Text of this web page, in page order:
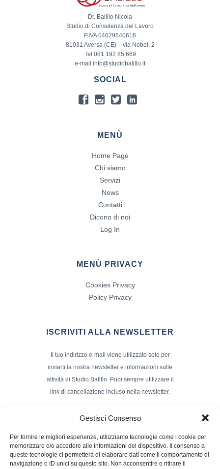
Gestisci Consenso
Per fornire le migliori esperienze, utilizziamo tecnologie come i cookie per
memorizzare e/o accedere alle informazioni del dispositivo. Il consenso a
queste tecnologie ci permetterà di elaborare dati come il comportamento di
navigazione o ID unici su questo sito. Non acconsentire o ritirare il
Dr. Balillo Nicola
Studio di Consulenza del Lavoro
P.IVA 04029540616
81031 Aversa (CE) – via Nobel, 2
Tel 081 192 85 669
e-mail info@studiobalillo.it
SOCIAL
MENÙ
Home Page
Chi siamo
Servizi
News
Contatti
Dicono di noi
Log In
MENÙ PRIVACY
Cookies Privacy
Policy Privacy
ISCRIVITI ALLA NEWSLETTER
Il tuo indirizzo e-mail viene utilizzato solo per
inviarti la nostra newsletter e informazioni sulle
attività di Studio Balillo. Puoi sempre utilizzare il
link di cancellazione incluso nella newsletter.
Nome e Cognome